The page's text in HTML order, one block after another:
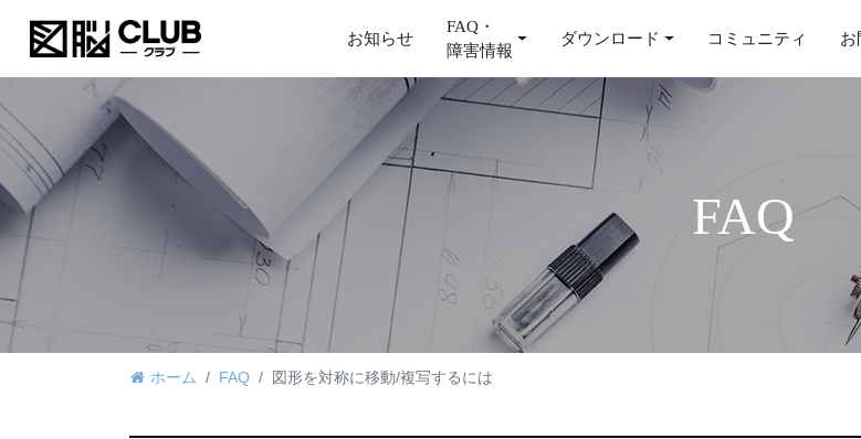
お知らせ
FAQ・
障害情報
ダウンロード コミュニティ お
FAQ
ホーム FAQ 図形を対称に移動/複写するには